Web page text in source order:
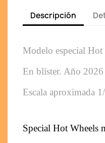
Descripción
Modelo especial Hot
En blíster. Año 2026
Escala aproximada
Special Hot Wheels